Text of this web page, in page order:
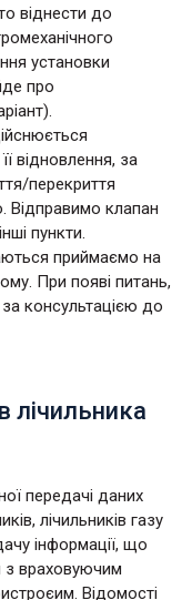
віднести до
установки
про
відновлення, за
перекриття
Відправимо клапан
пункти.
приймаємо на
При появі питань,
консультацією до
лічильника
передачі даних
лічильників газу
інформації, що
враховуючим
Відомості